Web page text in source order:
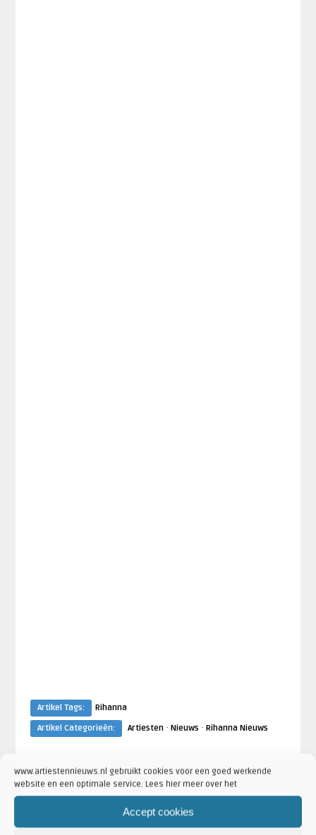
www.artiestennieuws.nl gebruikt cookies voor een goed werkende
website en een optimale service. Lees hier meer over het
Accept cookies
Artikel Tags:
Rihanna
Artikel Categorieën:
Artiesten· Nieuws · Rihanna Nieuws
ARTIESTEN